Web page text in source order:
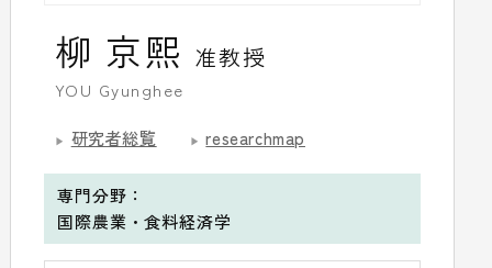
柳 京煕 准教授
YOU Gyunghee
研究者総覧 researchmap
専門分野：
国際農業・食料経済学